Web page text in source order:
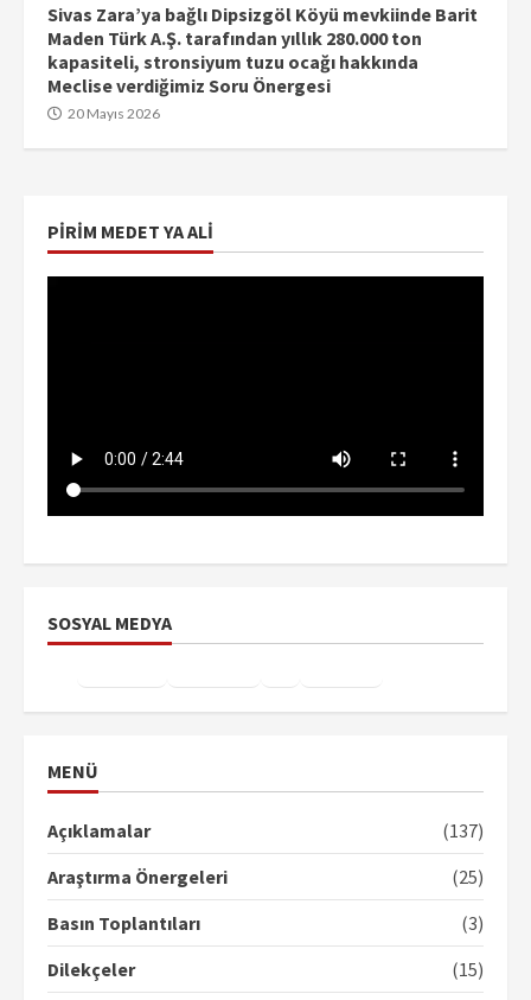
Sivas Zara’ya bağlı Dipsizgöl Köyü mevkiinde Barit
Maden Türk A.Ş. tarafından yıllık 280.000 ton
kapasiteli, stronsiyum tuzu ocağı hakkında
Meclise verdiğimiz Soru Önergesi
20 Mayıs 2026
PIRIM MEDET YA ALI
SOSYAL MEDYA
MENÜ
Açıklamalar
(137)
Araştırma Önergeleri
(25)
Basın Toplantıları
(3)
Dilekçeler
(15)